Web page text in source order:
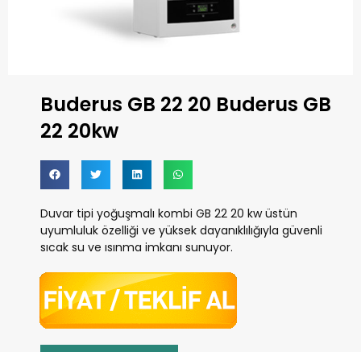
Buderus GB 22 20 Buderus GB
22 20kw
Duvar tipi yoğuşmalı kombi GB 22 20 kw üstün
uyumluluk özelliği ve yüksek dayanıklılığıyla güvenli
sıcak su ve ısınma imkanı sunuyor.